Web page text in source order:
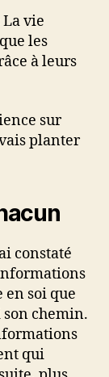
vie
les
à leurs
sur
planter
constaté
en soi que
chemin.
qui